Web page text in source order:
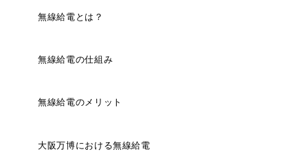
無線給電とは？
無線給電の仕組み
無線給電のメリット
大阪万博における無線給電